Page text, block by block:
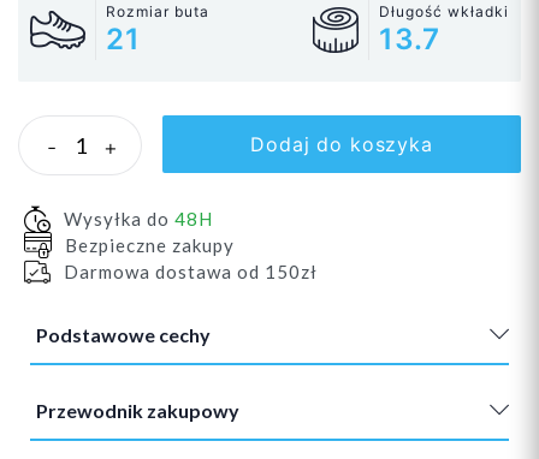
Rozmiar buta
21
Długość wkładki
13.7
- + Dodaj do koszyka
Wysyłka do 48H
Bezpieczne zakupy
Darmowa dostawa od 150zł
Podstawowe cechy
Przewodnik zakupowy